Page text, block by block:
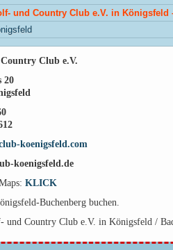
und Country Club e.V. in Königsfeld
Club e.V.
20
koenigsfeld.com
koenigsfeld.de
KLICK
Buchenberg buchen.
und Country Club e.V. in Königsfeld /